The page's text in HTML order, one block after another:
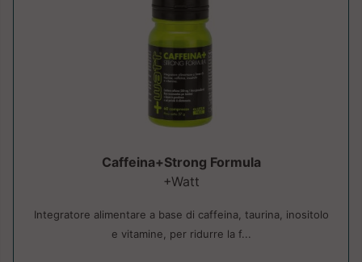
Caffeina+Strong Formula
+Watt
Integratore alimentare a base di caffeina, taurina, inositolo
e vitamine, per ridurre la f...